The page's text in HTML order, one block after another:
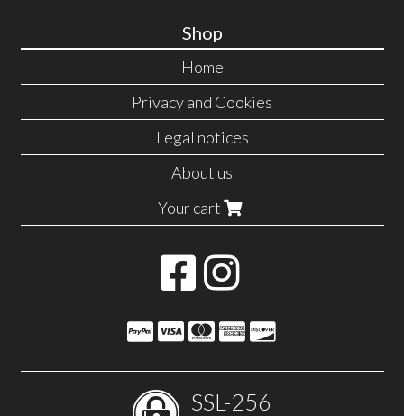
Shop
Home
Privacy and Cookies
Legal notices
About us
Your cart
SSL-256